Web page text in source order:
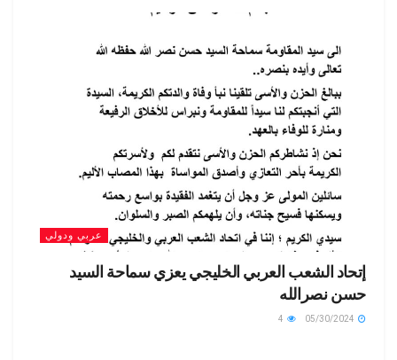
عربي ودولي
إتحاد الشعب العربي الخليجي يعزي سماحة السيد
حسن نصرالله